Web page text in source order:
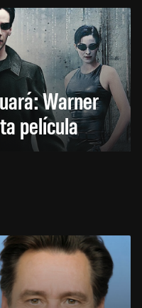
Warner
película